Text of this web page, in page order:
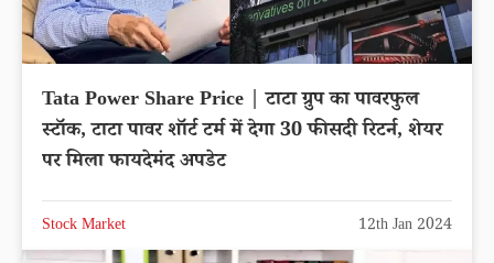
Tata Power Share Price | टाटा ग्रुप का पावरफुल
स्टॉक, टाटा पावर शॉर्ट टर्म में देगा 30 फीसदी रिटर्न, शेयर
पर मिला फायदेमंद अपडेट
Stock Market 12th Jan 2024